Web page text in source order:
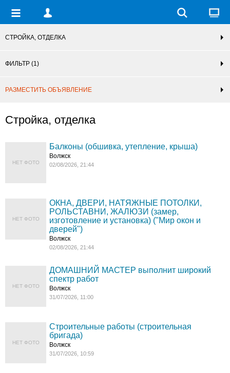
СТРОЙКА, ОТДЕЛКА
ФИЛЬТР (1)
РАЗМЕСТИТЬ ОБЪЯВЛЕНИЕ
Стройка, отделка
НЕТ ФОТО
Балконы (обшивка, утепление, крыша)
Волжск
02/08/2026, 21:44
НЕТ ФОТО
ОКНА, ДВЕРИ, НАТЯЖНЫЕ ПОТОЛКИ,
РОЛЬСТАВНИ, ЖАЛЮЗИ (замер,
изготовление и установка) ("Мир окон и
дверей")
Волжск
02/08/2026, 21:44
НЕТ ФОТО
ДОМАШНИЙ МАСТЕР выполнит широкий
спектр работ
Волжск
31/07/2026, 11:00
НЕТ ФОТО
Строительные работы (строительная
бригада)
Волжск
31/07/2026, 10:59